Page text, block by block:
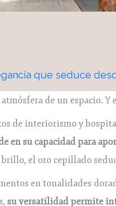
que seduce
de un espacio.
de interiorismo y
en su capacidad para
el oro cepillado
en tonalidades
su versatilidad permite